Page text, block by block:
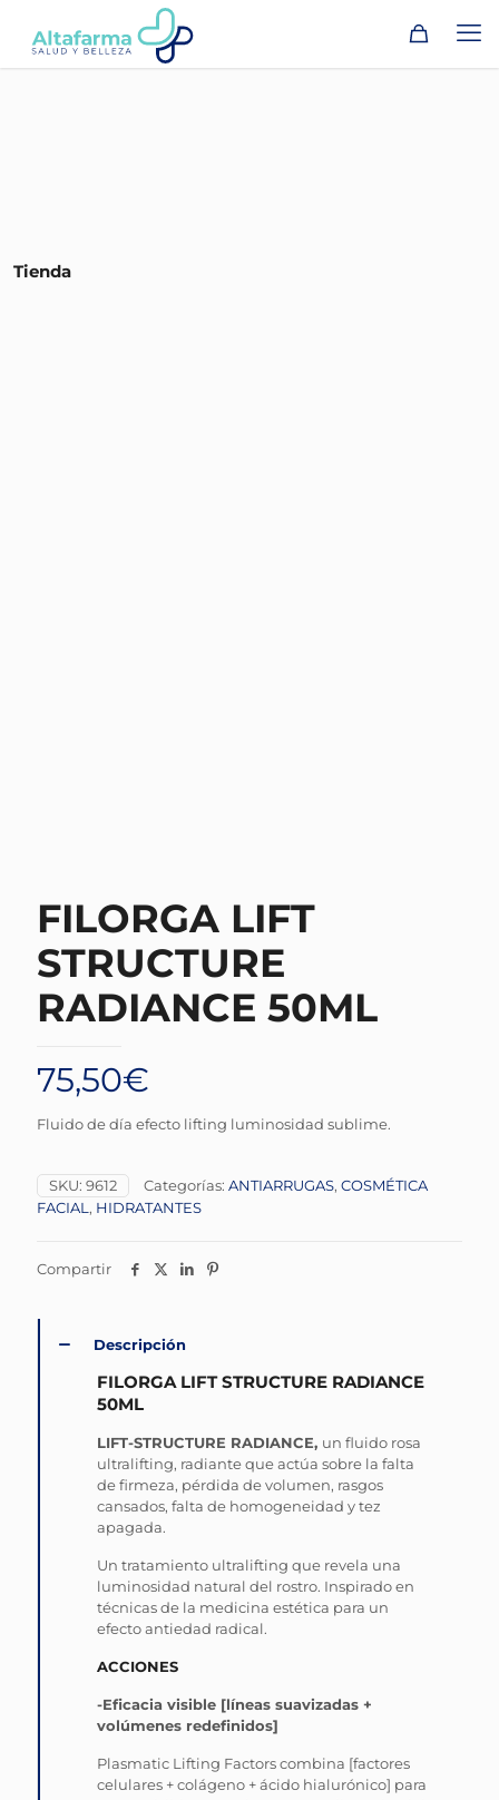
Tienda
FILORGA LIFT
STRUCTURE
RADIANCE 50ML
75,50€
Fluido de día efecto lifting luminosidad sublime.
SKU: 9612 Categorías: ANTIARRUGAS, COSMÉTICA
FACIAL , HIDRATANTES
Compartir
Descripción
FILORGA LIFT STRUCTURE RADIANCE
50ML
LIFT-STRUCTURE RADIANCE, un fluido rosa
ultralifting, radiante que actúa sobre la falta
de firmeza, pérdida de volumen, rasgos
cansados, falta de homogeneidad y tez
apagada.
Un tratamiento ultralifting que revela una
luminosidad natural del rostro. Inspirado en
técnicas de la medicina estética para un
efecto antiedad radical.
ACCIONES
-Eficacia visible [líneas suavizadas +
volúmenes redefinidos]
Plasmatic Lifting Factors combina [factores
celulares + colágeno + ácido hialurónico] para